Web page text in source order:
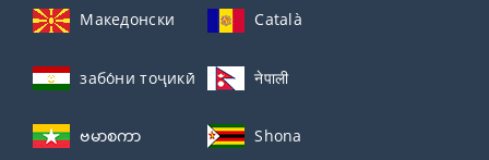
Македонски Català
забо́ни тоҷикӣ́ नेपाली
ဗမာစကာ Shona